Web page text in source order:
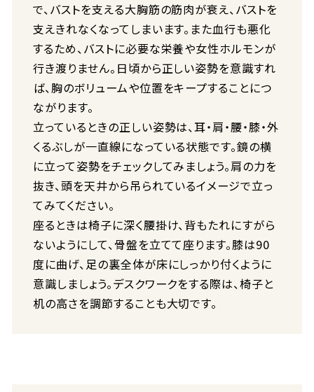
で、バストを支える大胸筋の筋肉が衰え、バストを
支えきれなくなってしまいます。また血行も悪化
するため、バストに必要な栄養や女性ホルモンが
行き渡りません。日頃から正しい姿勢を意識すれ
ば、胸のボリュームや位置をキープすることにつ
ながります。
立っているときの正しい姿勢は、耳・肩・腰・膝・外
くるぶしが一直線になっている状態です。鏡の横
に立って姿勢をチェックしてみましょう。肩の力を
抜き、頭を天井から吊られているイメージで立っ
てみてください。
座るときは椅子に深く腰掛け、背もたれにすがら
ないようにして、骨盤を立てて座ります。膝は90
度に曲げ、足の裏全体が床にしっかり付くように
意識しましょう。デスクワークをする際は、椅子と
机の高さを調節することも大切です。